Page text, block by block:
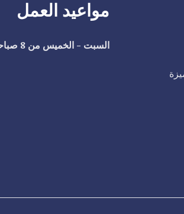
مواعيد العمل
السبت - الخميس من 8 صباحا الي 2 مساء